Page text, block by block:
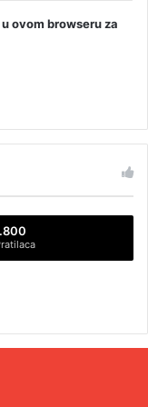
ovom browseru za